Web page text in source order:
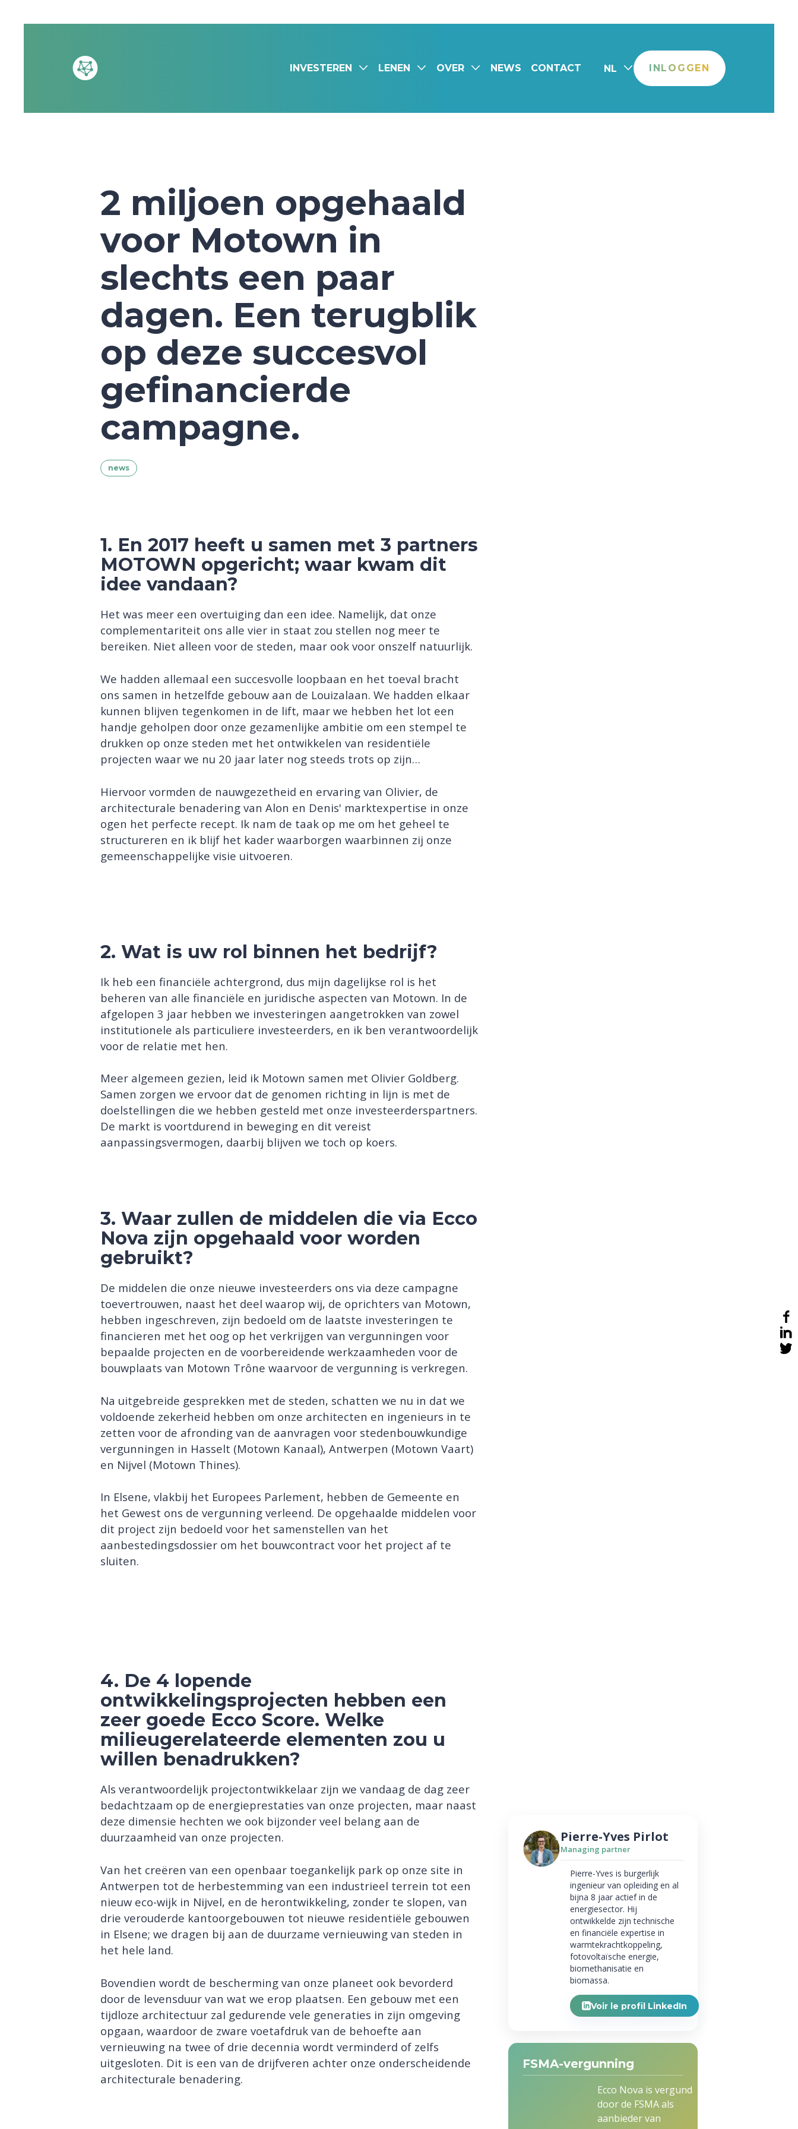
INVESTEREN LENEN OVER NEWS CONTACT NL INLOGGEN
2 miljoen opgehaald
voor Motown in
slechts een paar
dagen. Een terugblik
op deze succesvol
gefinancierde
campagne.
news
1. En 2017 heeft u samen met 3 partners
MOTOWN opgericht; waar kwam dit
idee vandaan?
Het was meer een overtuiging dan een idee. Namelijk, dat onze
complementariteit ons alle vier in staat zou stellen nog meer te
bereiken. Niet alleen voor de steden, maar ook voor onszelf natuurlijk.
We hadden allemaal een succesvolle loopbaan en het toeval bracht
ons samen in hetzelfde gebouw aan de Louizalaan. We hadden elkaar
kunnen blijven tegenkomen in de lift, maar we hebben het lot een
handje geholpen door onze gezamenlijke ambitie om een stempel te
drukken op onze steden met het ontwikkelen van residentiële
projecten waar we nu 20 jaar later nog steeds trots op zijn…
Hiervoor vormden de nauwgezetheid en ervaring van Olivier, de
architecturale benadering van Alon en Denis' marktexpertise in onze
ogen het perfecte recept. Ik nam de taak op me om het geheel te
structureren en ik blijf het kader waarborgen waarbinnen zij onze
gemeenschappelijke visie uitvoeren.
2. Wat is uw rol binnen het bedrijf?
Ik heb een financiële achtergrond, dus mijn dagelijkse rol is het
beheren van alle financiële en juridische aspecten van Motown. In de
afgelopen 3 jaar hebben we investeringen aangetrokken van zowel
institutionele als particuliere investeerders, en ik ben verantwoordelijk
voor de relatie met hen.
Meer algemeen gezien, leid ik Motown samen met Olivier Goldberg.
Samen zorgen we ervoor dat de genomen richting in lijn is met de
doelstellingen die we hebben gesteld met onze investeerderspartners.
De markt is voortdurend in beweging en dit vereist
aanpassingsvermogen, daarbij blijven we toch op koers.
3. Waar zullen de middelen die via Ecco
Nova zijn opgehaald voor worden
gebruikt?
De middelen die onze nieuwe investeerders ons via deze campagne
toevertrouwen, naast het deel waarop wij, de oprichters van Motown,
hebben ingeschreven, zijn bedoeld om de laatste investeringen te
financieren met het oog op het verkrijgen van vergunningen voor
bepaalde projecten en de voorbereidende werkzaamheden voor de
bouwplaats van Motown Trône waarvoor de vergunning is verkregen.
Na uitgebreide gesprekken met de steden, schatten we nu in dat we
voldoende zekerheid hebben om onze architecten en ingenieurs in te
zetten voor de afronding van de aanvragen voor stedenbouwkundige
vergunningen in Hasselt (Motown Kanaal), Antwerpen (Motown Vaart)
en Nijvel (Motown Thines).
In Elsene, vlakbij het Europees Parlement, hebben de Gemeente en
het Gewest ons de vergunning verleend. De opgehaalde middelen voor
dit project zijn bedoeld voor het samenstellen van het
aanbestedingsdossier om het bouwcontract voor het project af te
sluiten.
4. De 4 lopende
ontwikkelingsprojecten hebben een
zeer goede Ecco Score. Welke
milieugerelateerde elementen zou u
willen benadrukken?
Als verantwoordelijk projectontwikkelaar zijn we vandaag de dag zeer
bedachtzaam op de energieprestaties van onze projecten, maar naast
deze dimensie hechten we ook bijzonder veel belang aan de
duurzaamheid van onze projecten.
Van het creëren van een openbaar toegankelijk park op onze site in
Antwerpen tot de herbestemming van een industrieel terrein tot een
nieuw eco-wijk in Nijvel, en de herontwikkeling, zonder te slopen, van
drie verouderde kantoorgebouwen tot nieuwe residentiële gebouwen
in Elsene; we dragen bij aan de duurzame vernieuwing van steden in
het hele land.
Bovendien wordt de bescherming van onze planeet ook bevorderd
door de levensduur van wat we erop plaatsen. Een gebouw met een
tijdloze architectuur zal gedurende vele generaties in zijn omgeving
opgaan, waardoor de zware voetafdruk van de behoefte aan
vernieuwing na twee of drie decennia wordt verminderd of zelfs
uitgesloten. Dit is een van de drijfveren achter onze onderscheidende
architecturale benadering.
Pierre-Yves Pirlot
Managing partner
Pierre-Yves is burgerlijk
ingenieur van opleiding en al
bijna 8 jaar actief in de
energiesector. Hij
ontwikkelde zijn technische
en financiële expertise in
warmtekrachtkoppeling,
fotovoltaïsche energie,
biomethanisatie en
biomassa.
Voir le profil LinkedIn
FSMA-vergunning
Ecco Nova is vergund
door de FSMA als
aanbieder van